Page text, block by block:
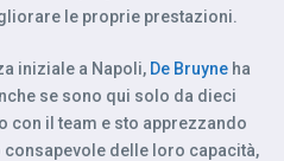
le proprie prestazioni.
iniziale a Napoli, De Bruyne ha
se sono qui solo da dieci
il team e sto apprezzando
delle loro capacità,